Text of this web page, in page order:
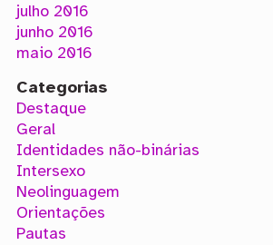
julho 2016
junho 2016
maio 2016
Categorias
Destaque
Geral
Identidades não-binárias
Intersexo
Neolinguagem
Orientações
Pautas